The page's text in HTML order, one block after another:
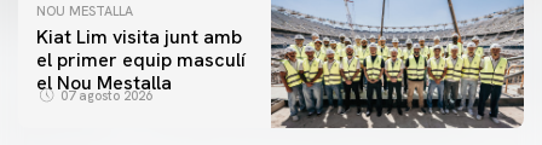
NOU MESTALLA
Kiat Lim visita junt amb
el primer equip masculí
el Nou Mestalla
07 agosto 2026